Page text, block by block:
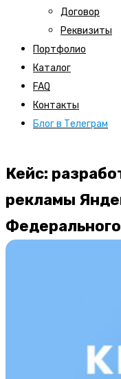
Договор
Реквизиты
Портфолио
Каталог
FAQ
Контакты
Блог в Телеграм
Кейс:
рекламы